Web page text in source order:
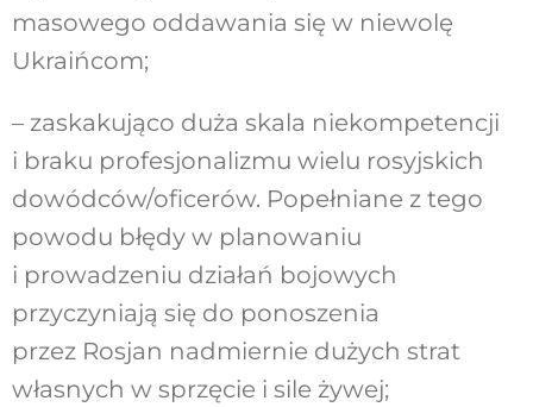
masowego oddawania się w niewolę
Ukraińcom;
– zaskakująco duża skala niekompetencji
i braku profesjonalizmu wielu rosyjskich
dowódców/oficerów. Popełniane z tego
powodu błędy w planowaniu
i prowadzeniu działań bojowych
przyczyniają się do ponoszenia
przez Rosjan nadmiernie dużych strat
własnych w sprzęcie i sile żywej;